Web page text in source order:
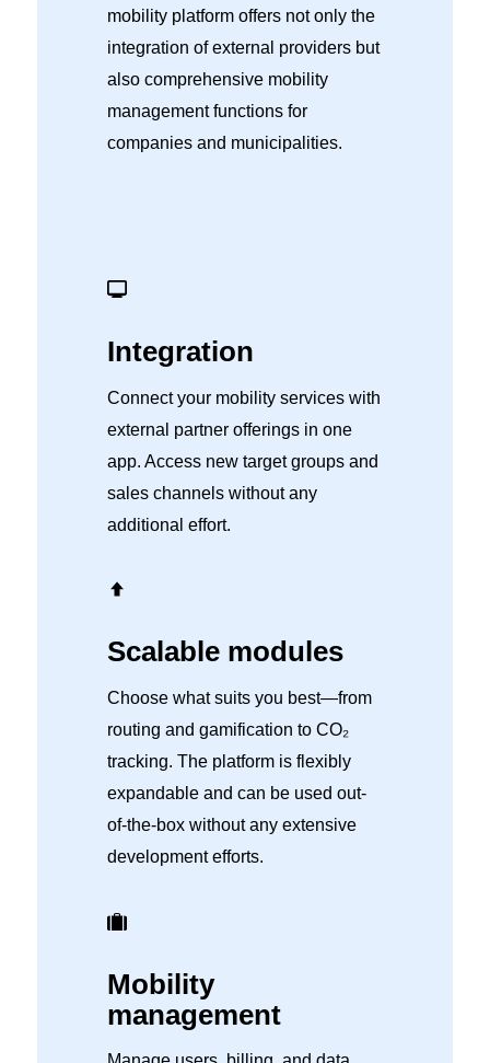
mobility platform offers not only the
integration of external providers but
also comprehensive mobility
management functions for
companies and municipalities.
Integration
Connect your mobility services with
external partner offerings in one
app. Access new target groups and
sales channels without any
additional effort.
Scalable modules
Choose what suits you best—from
routing and gamification to CO₂
tracking. The platform is flexibly
expandable and can be used out-
of-the-box without any extensive
development efforts.
Mobility
management